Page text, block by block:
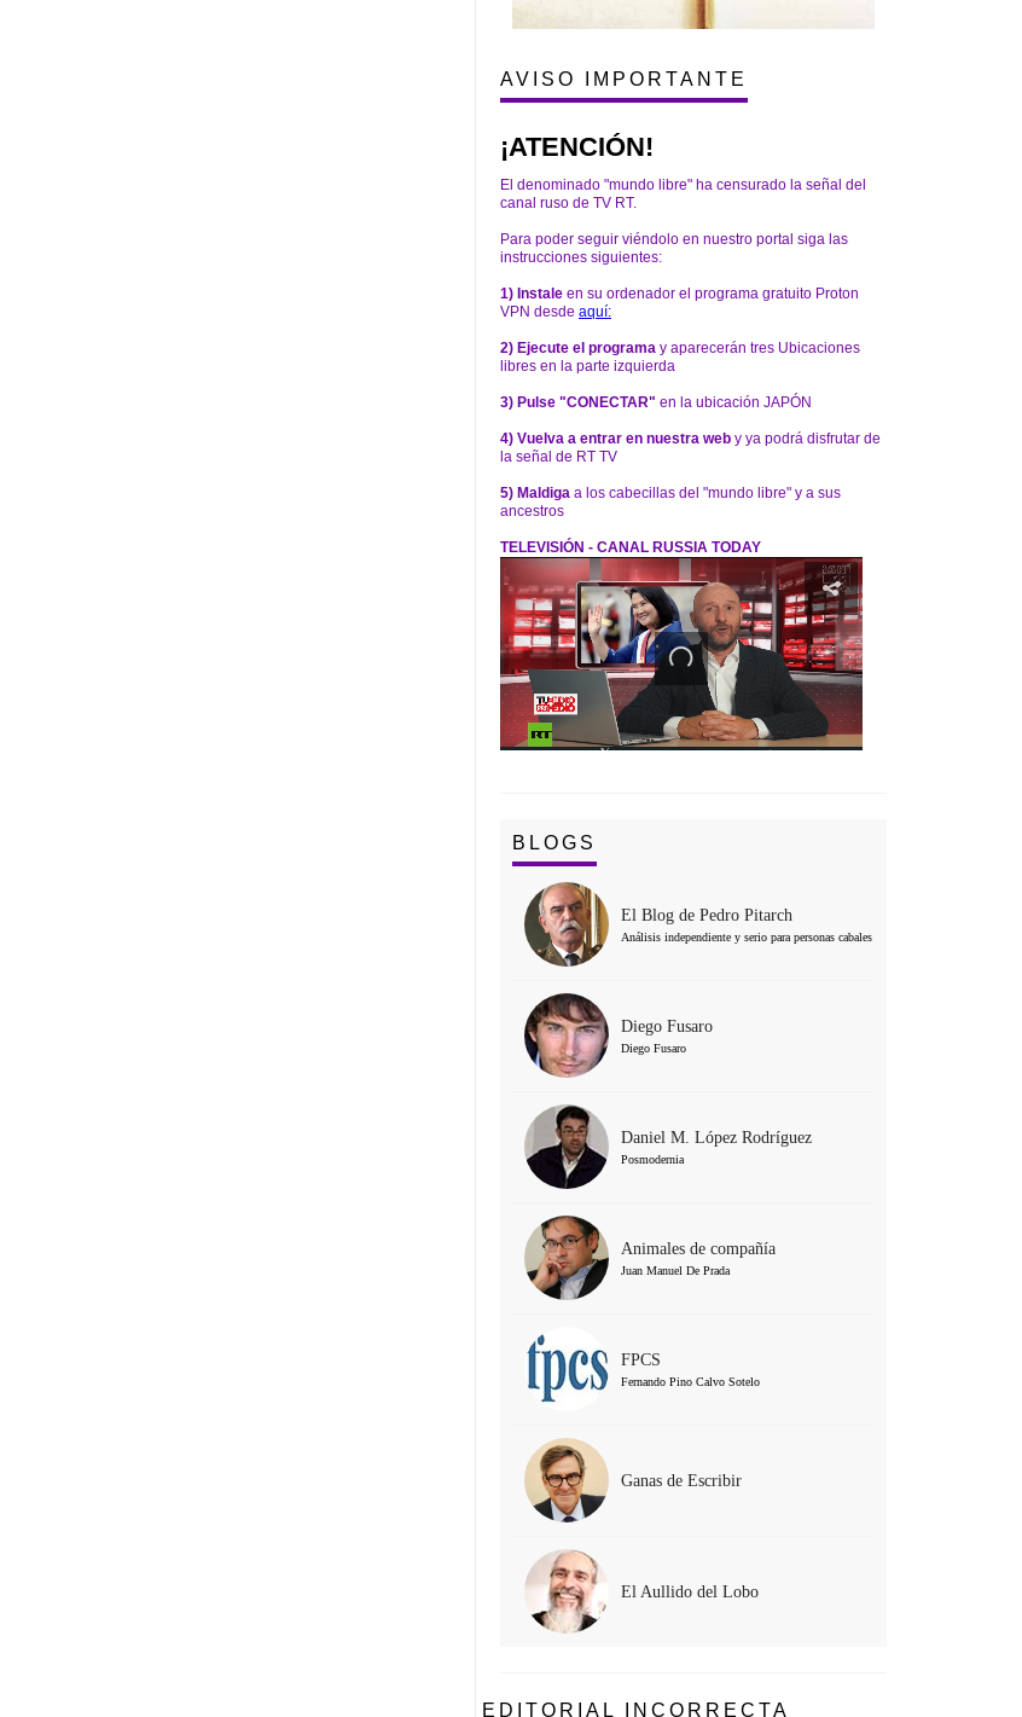
AVISO IMPORTANTE
¡ATENCIÓN!
El denominado "mundo libre" ha censurado la señal del
canal ruso de TV RT.
Para poder seguir viéndolo en nuestro portal siga las
instrucciones siguientes:
1) Instale en su ordenador el programa gratuito Proton
VPN desde aquí:
2) Ejecute el programa y aparecerán tres Ubicaciones
libres en la parte izquierda
3) Pulse "CONECTAR" en la ubicación JAPÓN
4) Vuelva a entrar en nuestra web y ya podrá disfrutar de
la señal de RT TV
5) Maldiga a los cabecillas del "mundo libre" y a sus
ancestros
TELEVISIÓN - CANAL RUSSIA TODAY
BLOGS
El Blog de Pedro Pitarch
Análisis independiente y serio para personas cabales
Diego Fusaro
Diego Fusaro
Daniel M. López Rodríguez
Posmodernia
Animales de compañía
Juan Manuel De Prada
FPCS
Fernando Pino Calvo Sotelo
Ganas de Escribir
El Aullido del Lobo
EDITORIAL INCORRECTA